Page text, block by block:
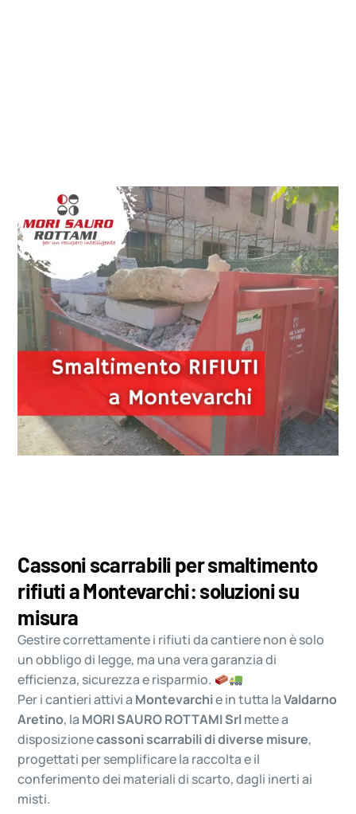
Cassoni scarrabili per smaltimento
rifiuti a Montevarchi: soluzioni su
misura
Gestire correttamente i rifiuti da cantiere non è solo
un obbligo di legge, ma una vera garanzia di
efficienza, sicurezza e risparmio.
Per i cantieri attivi a Montevarchie in tutta laValdarno
Aretino, la MORI SAURO ROTTAMI Srlmette a
disposizionecassoni scarrabili di diverse misure,
progettati per semplificare la raccolta e il
conferimento dei materiali di scarto, dagli inerti ai
misti.